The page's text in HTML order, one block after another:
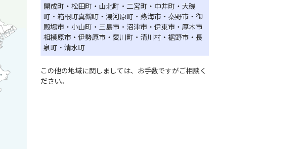
開成町・松田町・山北町・二宮町・中井町・大磯
町・箱根町真鶴町・湯河原町・熱海市・秦野市・御
殿場市・小山町・三島市・沼津市・伊東市・厚木市
相模原市・伊勢原市・愛川町・清川村・裾野市・長
泉町・清水町
この他の地域に関しましては、お手数ですがご相談く
ださい。